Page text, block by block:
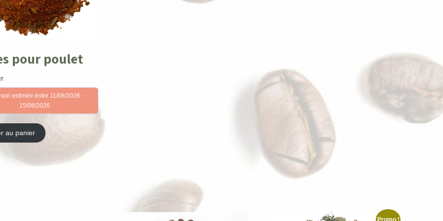
pour poulet
estimée entre 11/08/2026 -
15/08/2026
au panier